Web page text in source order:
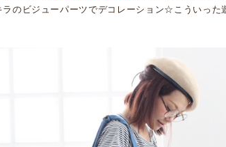
のビジューパーツでデコレーション☆こういった